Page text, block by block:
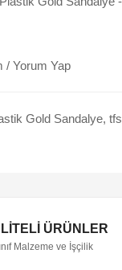
/ Yorum Yap
Gold Sandalye,
ÜRÜNLER
Malzeme ve İşçilik